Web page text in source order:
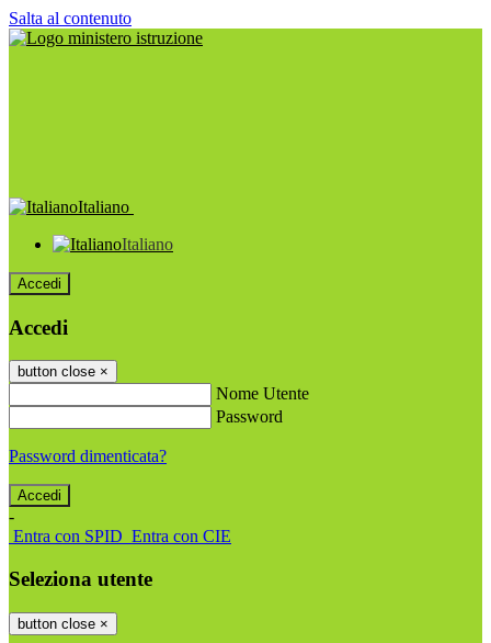
Salta al contenuto
Italiano
Italiano
Accedi
Accedi
button close ×
Nome Utente
Password
Password dimenticata?
-
Entra con SPID Entra con CIE
Seleziona utente
button close ×